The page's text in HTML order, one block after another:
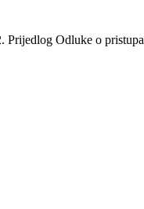
Prijedlog Odluke o